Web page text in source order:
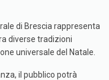
di Brescia rappresenta
diverse tradizioni
universale del Natale.
il pubblico potrà